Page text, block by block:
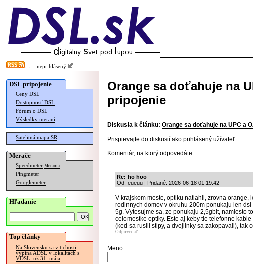
neprihlásený
DSL pripojenie
Ceny DSL
Dostupnosť DSL
Fórum o DSL
Výsledky meraní
Satelitná mapa SR
Merače
Speedmeter Merania
Pingmeter
Googlemeter
Hľadanie
Top články
Na Slovensku sa v tichosti
vypína ADSL v lokalitách s
VDSL, už 31. mája
Orange sa doťahuje na
pripojenie
Diskusia k článku: Orange sa doťahuje na UPC a
Prispievajte do diskusií ako prihlásený užívateľ.
Komentár, na ktorý odpovedáte:
Re: ho hoo
Od: eueuu | Pridané: 2026-06-18 01:19:42
V krajskom meste, optiku natiahli, zrovna
rodinnych domov v okruhu 200m ponukaju len
5g. Vytesujme sa, ze ponukaju 2,5gbit, namiesto
celomestke optiky. Este aj keby tie telefonne
(ked sa rusili stlpy, a dvojlinky sa zakopavali), tak
Odpovedať
Meno: